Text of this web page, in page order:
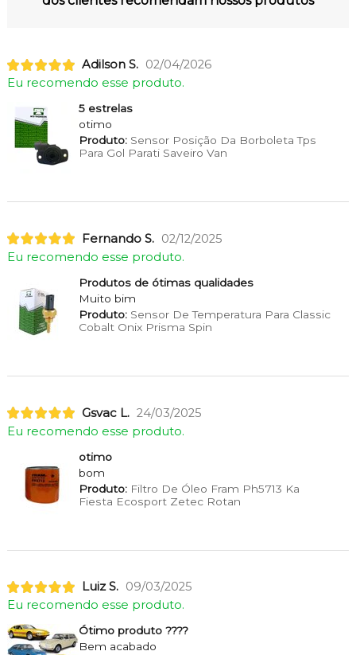
Adilson S. 02/04/2026
Eu recomendo esse produto.
5 estrelas
otimo
Produto:Sensor Posição Da Borboleta Tps
Para Gol Parati Saveiro Van
Fernando S. 02/12/2025
Eu recomendo esse produto.
Produtos de ótimas qualidades
Muito bim
Produto:Sensor De Temperatura Para Classic
Cobalt Onix Prisma Spin
Gsvac L. 24/03/2025
Eu recomendo esse produto.
otimo
bom
Produto:Filtro De Óleo Fram Ph5713 Ka
Fiesta Ecosport Zetec Rotan
Luiz S. 09/03/2025
Eu recomendo esse produto.
Ótimo produto ????
Bem acabado